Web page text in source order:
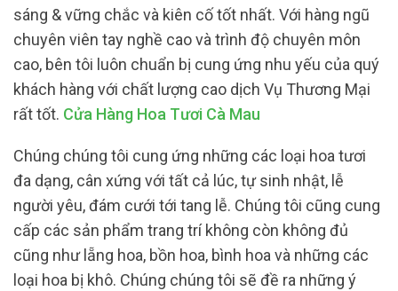
sáng & vững chắc và kiên cố tốt nhất. Với hàng ngũ
chuyên viên tay nghề cao và trình độ chuyên môn
cao, bên tôi luôn chuẩn bị cung ứng nhu yếu của quý
khách hàng với chất lượng cao dịch Vụ Thương Mại
rất tốt. Cửa Hàng Hoa Tươi Cà Mau
Chúng chúng tôi cung ứng những các loại hoa tươi
đa dạng, cân xứng với tất cả lúc, tự sinh nhật, lễ
người yêu, đám cưới tới tang lễ. Chúng tôi cũng cung
cấp các sản phẩm trang trí không còn không đủ
cũng như lẵng hoa, bồn hoa, bình hoa và những các
loại hoa bị khô. Chúng chúng tôi sẽ đề ra những ý